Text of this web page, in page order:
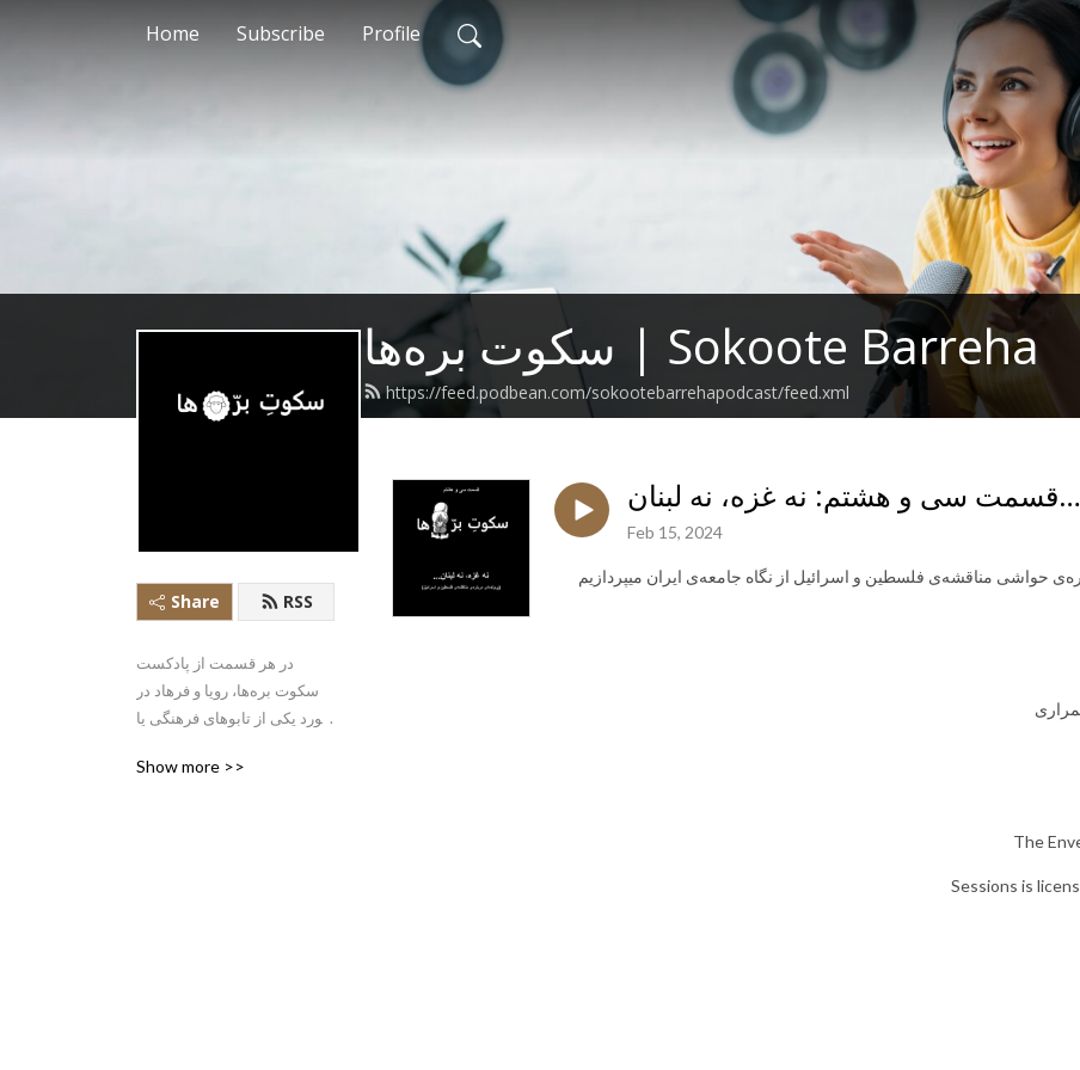
Home Subscribe Profile
سکوت بره‌ها | Sokoote Barreha
https://feed.podbean.com/sokootebarrehapodcast/feed.xml
Share RSS
در هر قسمت از پادکست
سکوت بره‌ها، رویا و فرهاد در
مورد یکی از تابوهای فرهنگی یا
Show more >>
قسمت سی‌ و هشتم: نه غزه، نه لبنان…
Feb 15, 2024
The
Sessions is